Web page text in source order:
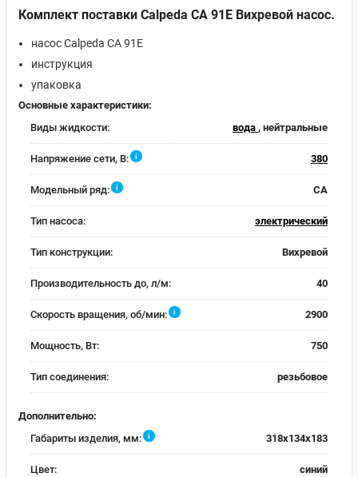
Комплект поставки Calpeda CA 91E Вихревой насос.
насос Calpeda CA 91E
инструкция
упаковка
Основные характеристики:
Виды жидкости:
вода , нейтральные
Напряжение сети, В: i 380
Модельный ряд: i CA
Тип насоса: электрический
Тип конструкции: Вихревой
Производительность до, л/м: 40
Скорость вращения, об/мин: i 2900
Мощность, Вт: 750
Тип соединения: резьбовое
Дополнительно:
Габариты изделия, мм:
i 318х134х183
Цвет: синий